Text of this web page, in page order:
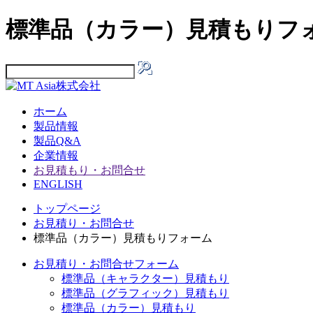
標準品（カラー）見積もりフ
ホーム
製品情報
製品Q&A
企業情報
お見積もり・お問合せ
ENGLISH
トップページ
お見積り・お問合せ
標準品（カラー）見積もりフォーム
お見積り・お問合せフォーム
標準品（キャラクター）見積もり
標準品（グラフィック）見積もり
標準品（カラー）見積もり